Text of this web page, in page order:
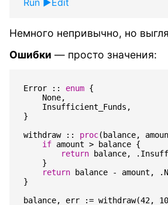
Немного непривычно, но
Ошибки — просто значения:
Error :: enum {
None,
Insufficient_Funds ,
}
withdraw
:: proc( balance,
if amount > balance {
return
balance, .
}
return
balance - amount , .
}
balance, err := withdraw(42,